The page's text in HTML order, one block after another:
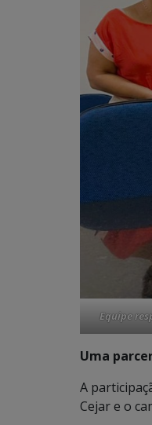
Equipe
Uma
A
Cejar e o